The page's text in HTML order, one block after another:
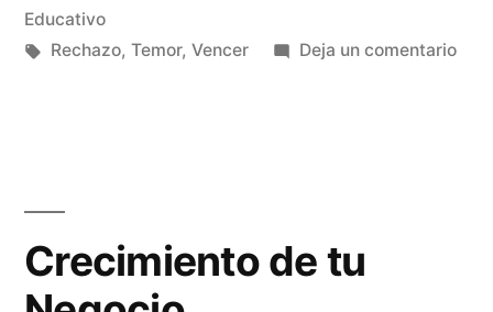
en
Educativo
Etiquetas:
Rechazo, Temor, Vencer Deja un comentarioen
Crecimiento de tu